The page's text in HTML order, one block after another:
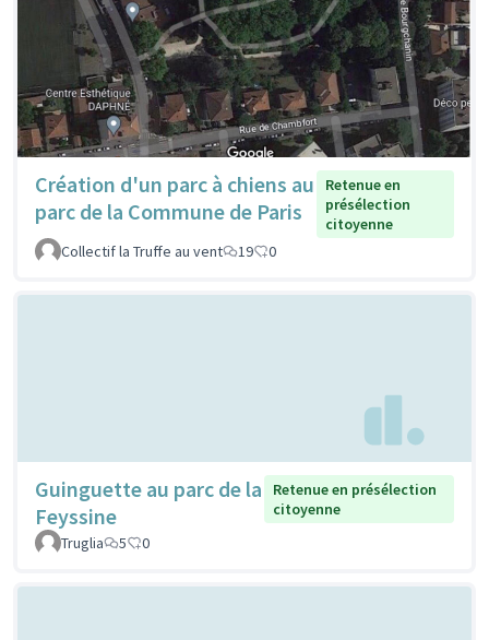
Création d'un parc à chiens au
parc de la Commune de Paris
Retenue en
présélection
citoyenne
Collectif la Truffe au vent
19 0
Guinguette au parc de la
Feyssine
Retenue en présélection
citoyenne
Truglia
5 0